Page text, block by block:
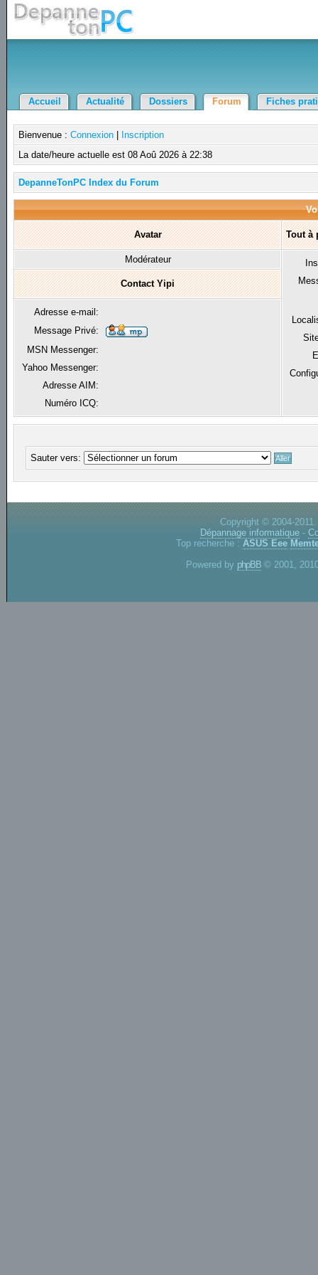
Accueil Actualité Dossiers Forum Fiches
Bienvenue :Connexion
Inscription
La date/heure actuelle est 08 Aoû 2026 à 22:38
DepanneTonPC Index du Forum
Avatar Tout à
Modérateur
Contact Yipi
Adresse e-mail:
Message Privé:
MSN Messenger:
Yahoo Messenger:
Adresse AIM:
Numéro ICQ:
Sauter vers:
Copyright © 2004-
Dépannage informatique -
Top recherche : ASUS Eee
Powered by phpBB © 2001,